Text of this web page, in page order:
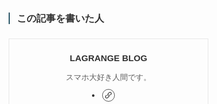
この記事を書いた人
LAGRANGE BLOG
スマホ大好き人間です。